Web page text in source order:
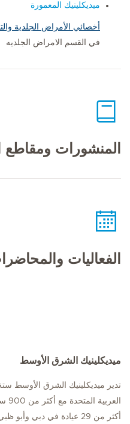
ميديكلينيك المعمورة
أخصائي الأمراض الجلدية
في القسم الامراض الجلديه
المنشورات ومقاطع
الفعاليات
ميديكلينيك الشرق الأوسط
تدير ميديكلينيك الشرق الأوسط
أكثر من 29 عيادة في دبي وأبو ظبي والعين ومنطقة الظفرة.